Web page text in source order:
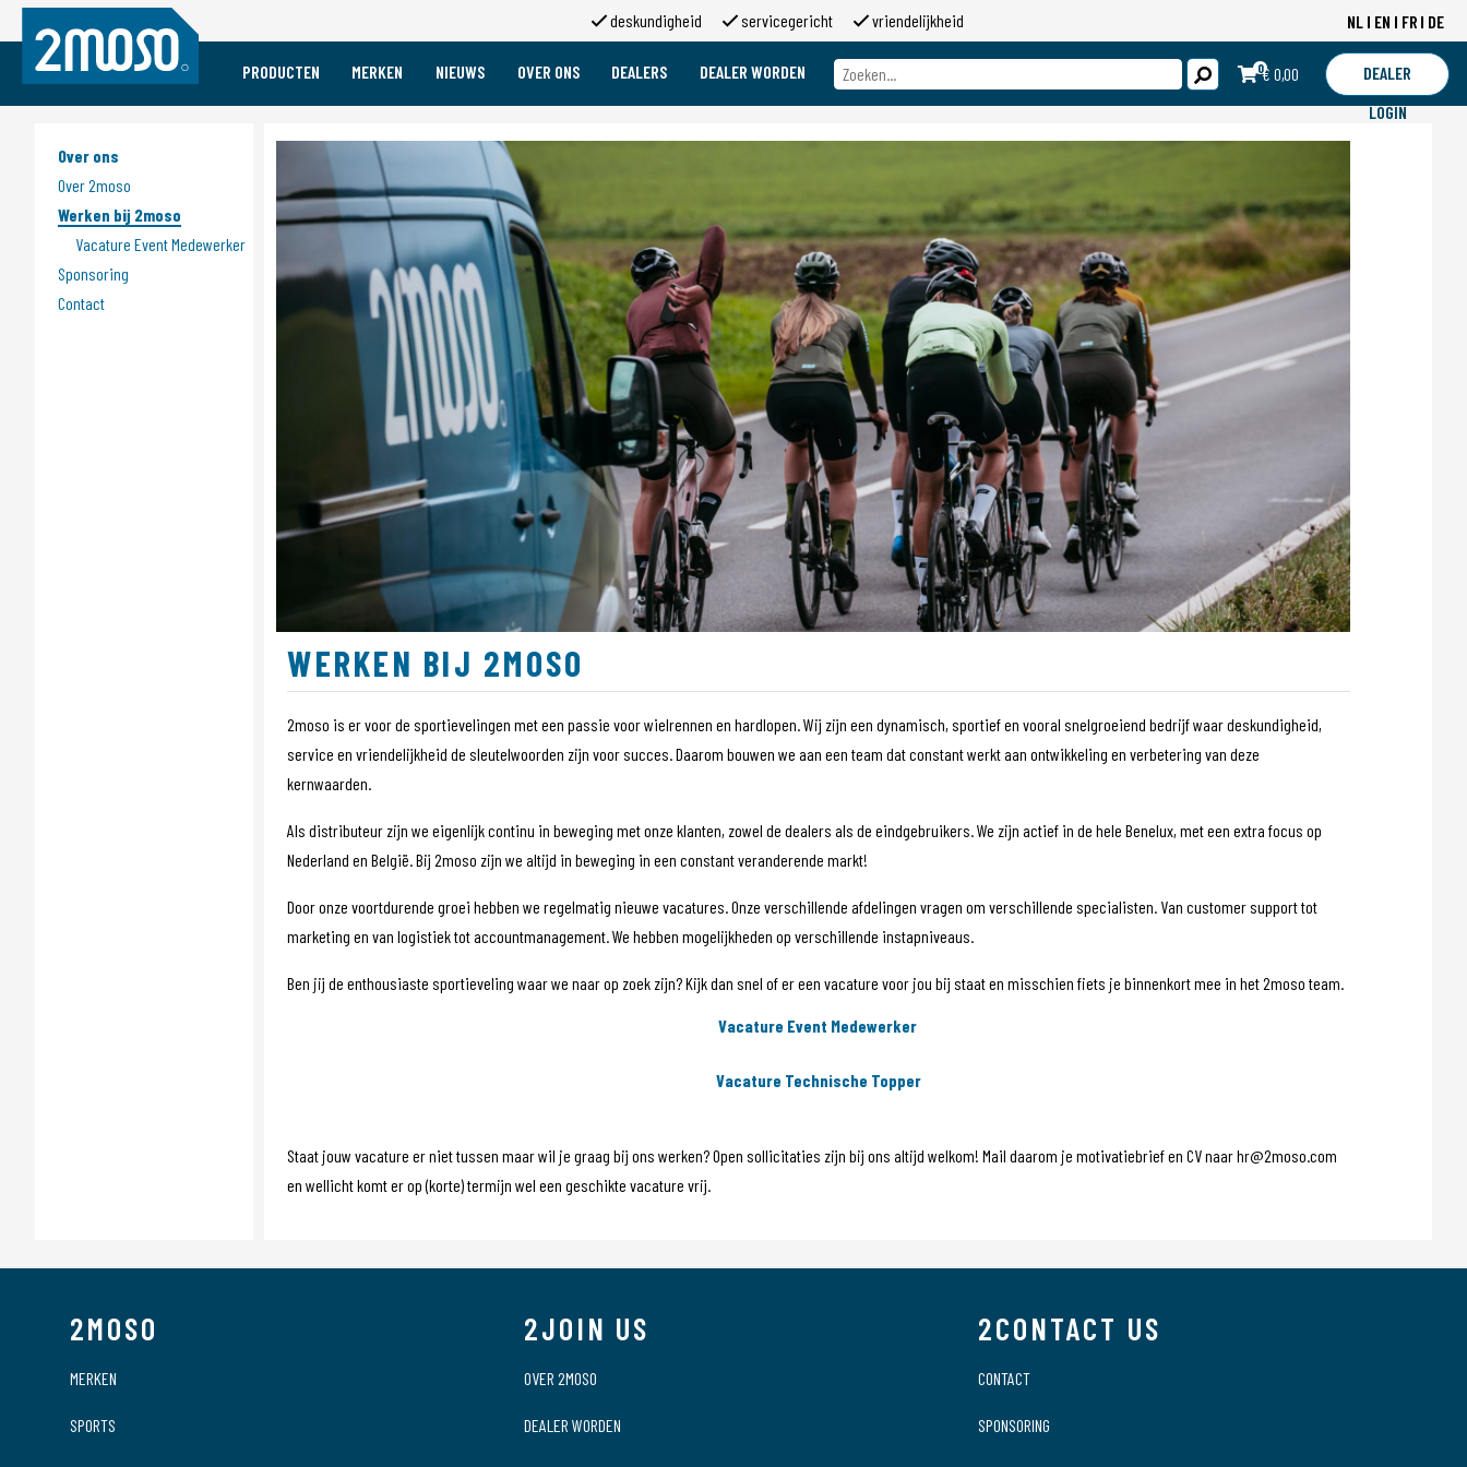
deskundigheid servicegericht vriendelijkheid NL EN FR DE
PRODUCTEN
Charging
Accessories
Audio
Bike Care
Bike Components
Bike Computers
Bikes
Brillen
Helmen
Indoor Biking
Verlichting
Pedalen
Powermeters
Sensors
Tassen
Tubeless
Voeding
Wielen
Kleding
POS materiaal
Promo
MERKEN NIEUWS OVER ONS
Werken bij 2moso
Sponsoring
Contact
DEALERS DEALER WORDEN 0€ 0,00
DEALER
LOGIN
Over ons
Over 2moso
Werken bij 2moso
Vacature Event Medewerker
Sponsoring
Contact
WERKEN BIJ 2MOSO
2moso is er voor de sportievelingen met een passie voor wielrennen en hardlopen. Wij zijn een dynamisch, sportief en vooral snelgroeiend bedrijf waar deskundigheid,
service en vriendelijkheid de sleutelwoorden zijn voor succes. Daarom bouwen we aan een team dat constant werkt aan ontwikkeling en verbetering van deze
kernwaarden.
Als distributeur zijn we eigenlijk continu in beweging met onze klanten, zowel de dealers als de eindgebruikers. We zijn actief in de hele Benelux, met een extra focus op
Nederland en België. Bij 2moso zijn we altijd in beweging in een constant veranderende markt!
Door onze voortdurende groei hebben we regelmatig nieuwe vacatures. Onze verschillende afdelingen vragen om verschillende specialisten. Van customer support tot
marketing en van logistiek tot accountmanagement. We hebben mogelijkheden op verschillende instapniveaus.
Ben jij de enthousiaste sportieveling waar we naar op zoek zijn? Kijk dan snel of er een vacature voor jou bij staat en misschien fiets je binnenkort mee in het 2moso team.
Vacature Event Medewerker
Vacature Technische Topper
Staat jouw vacature er niet tussen maar wil je graag bij ons werken? Open sollicitaties zijn bij ons altijd welkom! Mail daarom je motivatiebrief en CV naar hr@2moso.com
en wellicht komt er op (korte) termijn wel een geschikte vacature vrij.
2MOSO
MERKEN
SPORTS
2JOIN US
OVER 2MOSO
DEALER WORDEN
2CONTACT US
CONTACT
SPONSORING